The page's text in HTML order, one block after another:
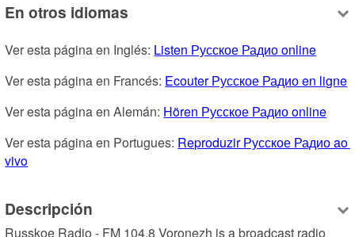
En otros idiomas
Ver esta página en Inglés: Listen Русское Радио online
Ver esta página en Francés: Ecouter Русское Радио en ligne
Ver esta página en Alemán: Hören Русское Радио online
Ver esta página en Portugues: Reproduzir Русское Радио ao
vivo
Descripción
Russkoe Radio - FM 104.8 Voronezh is a broadcast radio